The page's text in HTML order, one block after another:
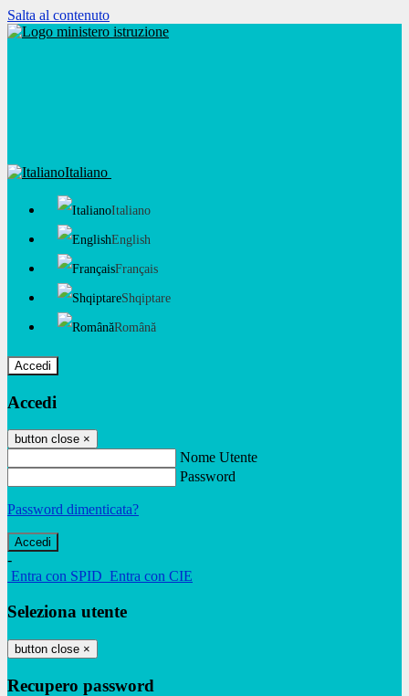
Salta al contenuto
Italiano
Italiano
English
Français
Shqiptare
Română
Accedi
Accedi
button close ×
Nome Utente
Password
Password dimenticata?
-
Entra con SPID Entra con CIE
Seleziona utente
button close ×
Recupero password